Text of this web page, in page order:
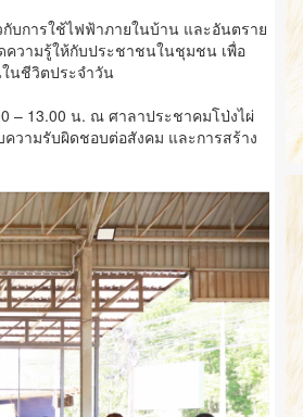
บการใช้ไฟฟ้าภายในบ้าน และอันตราย
ความรู้ให้กับประชาชนในชุมชน เพื่อ
นชีวิตประจำวัน
– 13.00 น. ณ ศาลาประชาคมโป่งไผ่
วามรับผิดชอบต่อสังคม และการสร้าง